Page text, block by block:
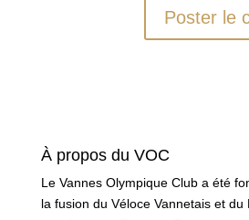
À propos du VOC
Le Vannes Olympique Club a été
la fusion du Véloce Vannetais et du